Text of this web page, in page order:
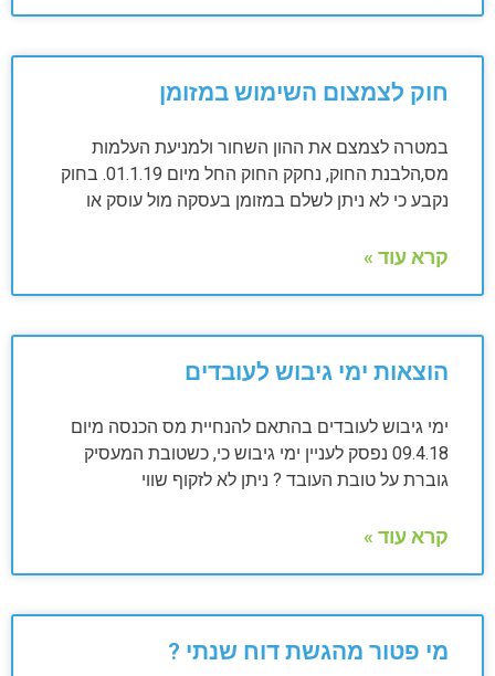
חוק לצמצום השימוש במזומן
במטרה לצמצם את ההון השחור ולמניעת העלמות
מס,הלבנת החוק, נחקק החוק החל מיום 01.1.19. בחוק
נקבע כי לא ניתן לשלם במזומן בעסקה מול עוסק או
קרא עוד »
הוצאות ימי גיבוש לעובדים
ימי גיבוש לעובדים בהתאם להנחיית מס הכנסה מיום
09.4.18 נפסק לעניין ימי גיבוש כי, כשטובת המעסיק
גוברת על טובת העובד ? ניתן לא לזקוף שווי
קרא עוד »
מי פטור מהגשת דוח שנתי ?